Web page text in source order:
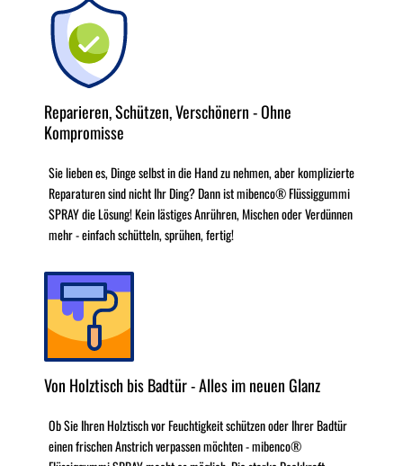
Reparieren, Schützen, Verschönern - Ohne
Kompromisse
Sie lieben es, Dinge selbst in die Hand zu nehmen, aber komplizierte
Reparaturen sind nicht Ihr Ding? Dann ist mibenco® Flüssiggummi
SPRAY die Lösung! Kein lästiges Anrühren, Mischen oder Verdünnen
mehr - einfach schütteln, sprühen, fertig!
Von Holztisch bis Badtür - Alles im neuen Glanz
Ob Sie Ihren Holztisch vor Feuchtigkeit schützen oder Ihrer Badtür
einen frischen Anstrich verpassen möchten - mibenco®